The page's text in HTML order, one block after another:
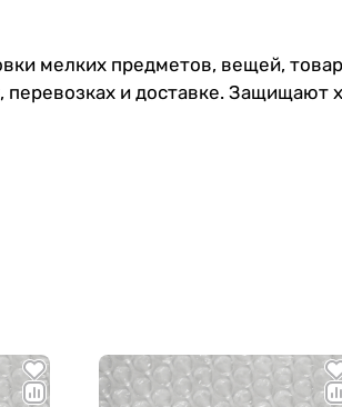
мелких предметов, вещей,
перевозках и доставке.